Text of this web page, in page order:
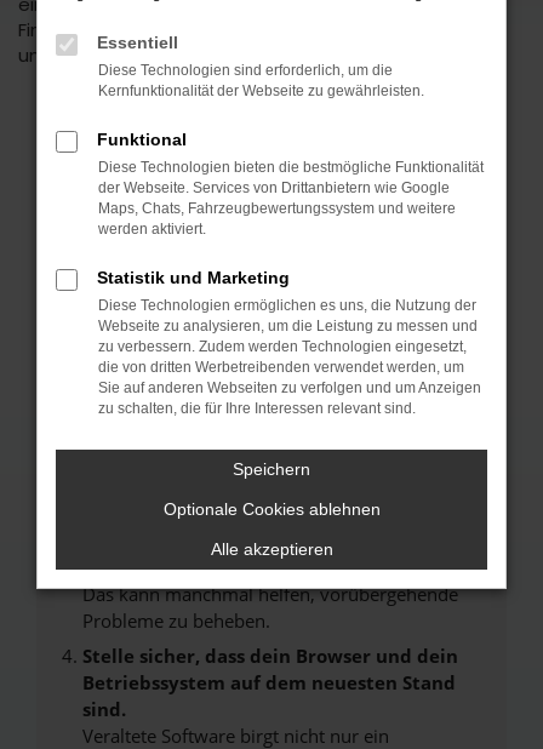
Finden Sie das perfekte Fahrzeug für Ihre Bedürfnisse
und Vorlieben.
Fehler: Network Error
Beim Laden ist ein Fehler aufgetreten.
Hier sind ein paar Tipps, die dir helfen können:
Überprüfe deine Firewall und deine
Internetverbindung.
Laden andere Webseiten, zum Beispiel deine
Suchmaschine?
Prüfe deine Browsererweiterungen.
können das Laden bestimmter Seiten
verhindern. Funktioniert die Seite in einem
anderen Browser oder in einem privaten
Starte dein Gerät neu.
Das kann manchmal helfen, vorübergehende
Probleme zu beheben.
Stelle sicher, dass dein Browser und dein
Betriebssystem auf dem neuesten Stand
sind.
Veraltete Software birgt nicht nur ein
Essentiell
Diese Technologien sind erforderlich, um die
Kernfunktionalität der Webseite zu gewährleisten.
Funktional
Diese Technologien bieten die bestmögliche Funktionalität
der Webseite. Services von Drittanbietern wie Google
Maps, Chats, Fahrzeugbewertungssystem und weitere
werden aktiviert.
Statistik und Marketing
Diese Technologien ermöglichen es uns, die Nutzung der
Webseite zu analysieren, um die Leistung zu messen und
zu verbessern. Zudem werden Technologien eingesetzt,
die von dritten Werbetreibenden verwendet werden, um
Sie auf anderen Webseiten zu verfolgen und um Anzeigen
zu schalten, die für Ihre Interessen relevant sind.
Speichern
Optionale Cookies ablehnen
Alle akzeptieren